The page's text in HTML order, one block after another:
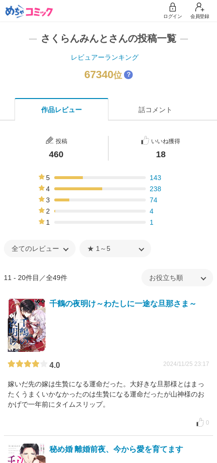
ログイン 会員登録
さくらんみんとさんの投稿一覧
レビュアーランキング
67340位 ？
作品レビュー 話コメント
投稿
460
いいね獲得
18
5
143
4
238
3
74
2
4
1
1
11 - 20件目／全49件
千鶴の夜明け～わたしに一途な旦那さま～
4.0 2024/11/25 23:17
嫁いだ先の嫁は生贄になる運命だった。大好きな旦那様とはまっ
たくうまくいかなかったのは生贄になる運命だったが山神様のお
かげで一年前にタイムスリップ。
0
秘め婚 離婚前夜、今から愛を育てます